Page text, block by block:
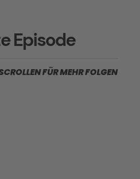
Episode
FÜR MEHR FOLGEN